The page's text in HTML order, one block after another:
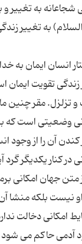
به تغییر و
انسان ایمان به
زندگی تقویت
مقر چنین
وضعیتی است که
کندن آن را از
در کنار
جهان امکانی
او نیست بلکه
امکانی دخالت
آدمی حاکم می